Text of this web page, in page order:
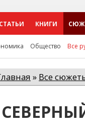
СТАТЬИ КНИГИ
Общество Все
» Все